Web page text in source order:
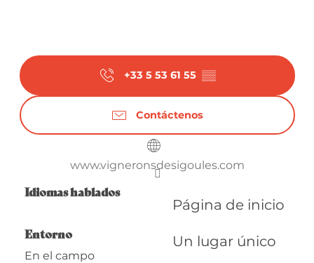
Página de inicio
Un lugar único
+33 5 53 61 55 ▒▒
Contáctenos
www.vigneronsdesigoules.com
Idiomas hablados
Idiomas hablados
Entorno
Entorno
En el campo